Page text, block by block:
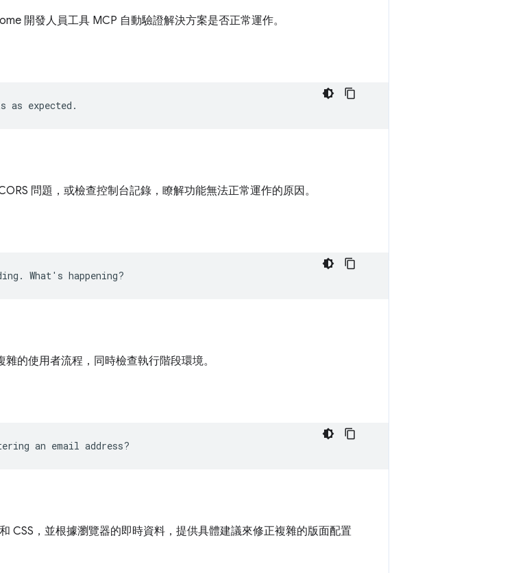
開發人員工具 MCP 自動驗證解決方案是否正常運作。
問題，或檢查控制台記錄，瞭解功能無法正常運作的原因。
的使用者流程，同時檢查執行階段環境。
CSS，並根據瀏覽器的即時資料，提供具體建議來修正複雜的版面配置